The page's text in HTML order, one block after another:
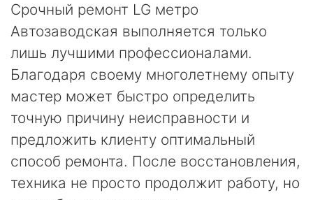
Срочный ремонт LG метро
Автозаводская выполняется только
лишь лучшими профессионалами.
Благодаря своему многолетнему опыту
мастер может быстро определить
точную причину неисправности и
предложить клиенту оптимальный
способ ремонта. После восстановления,
техника не просто продолжит работу, но